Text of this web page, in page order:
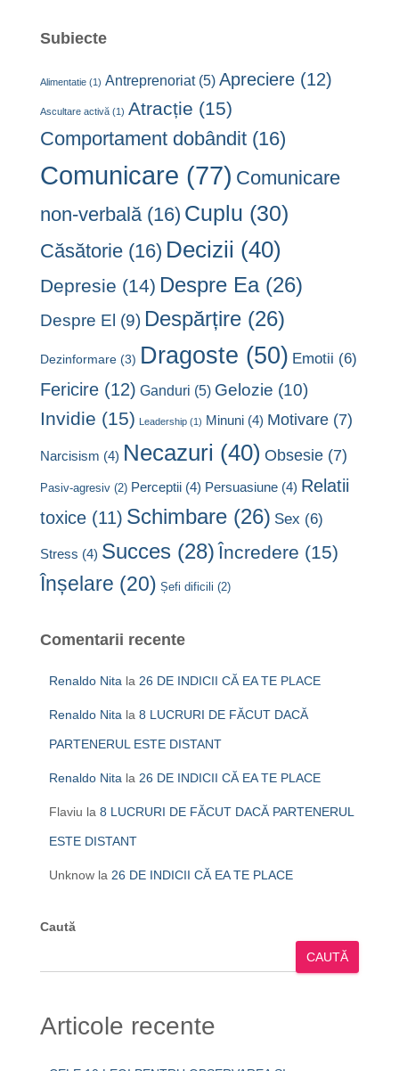
Subiecte
Alimentatie (1) Antreprenoriat(5) Apreciere (12)
Ascultare activă (1) Atracție (15)
Comportament dobândit (16)
Comunicare (77) Comunicare
non-verbală (16) Cuplu (30)
Căsătorie (16) Decizii (40)
Depresie (14) Despre Ea(26)
Despre El (9) Despărțire (26)
Dezinformare (3) Dragoste (50) Emotii (6)
Fericire (12) Ganduri (5) Gelozie (10)
Invidie (15) Leadership (1) Minuni (4) Motivare (7)
Narcisism (4) Necazuri (40) Obsesie (7)
Pasiv-agresiv (2) Perceptii (4) Persuasiune (4) Relatii
toxice (11) Schimbare (26) Sex (6)
Stress (4) Succes (28) Încredere (15)
Înșelare (20) Șefi dificili (2)
Comentarii recente
Renaldo Nita la 26 DE INDICII CĂ EA TE PLACE
Renaldo Nita la 8 LUCRURI DE FĂCUT DACĂ
PARTENERUL ESTE DISTANT
Renaldo Nita la 26 DE INDICII CĂ EA TE PLACE
Flaviu la 8 LUCRURI DE FĂCUT DACĂ PARTENERUL
ESTE DISTANT
Unknow la 26 DE INDICII CĂ EA TE PLACE
Caută
CAUTĂ
Articole recente